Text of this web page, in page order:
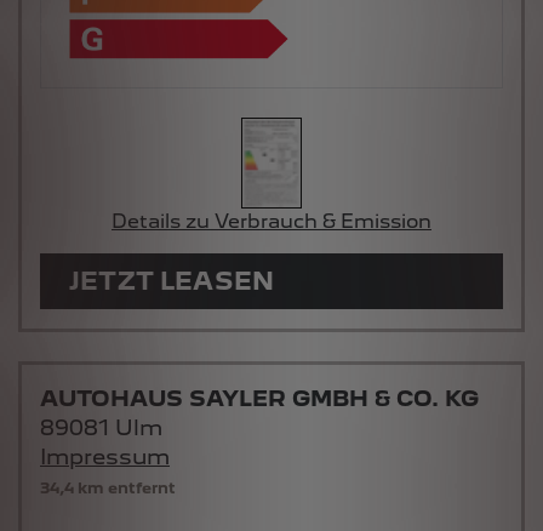
Details zu Verbrauch & Emission
JETZT LEASEN
34,4 km entfernt
AUTOHAUS SAYLER GMBH & CO. KG
89081 Ulm
Impressum